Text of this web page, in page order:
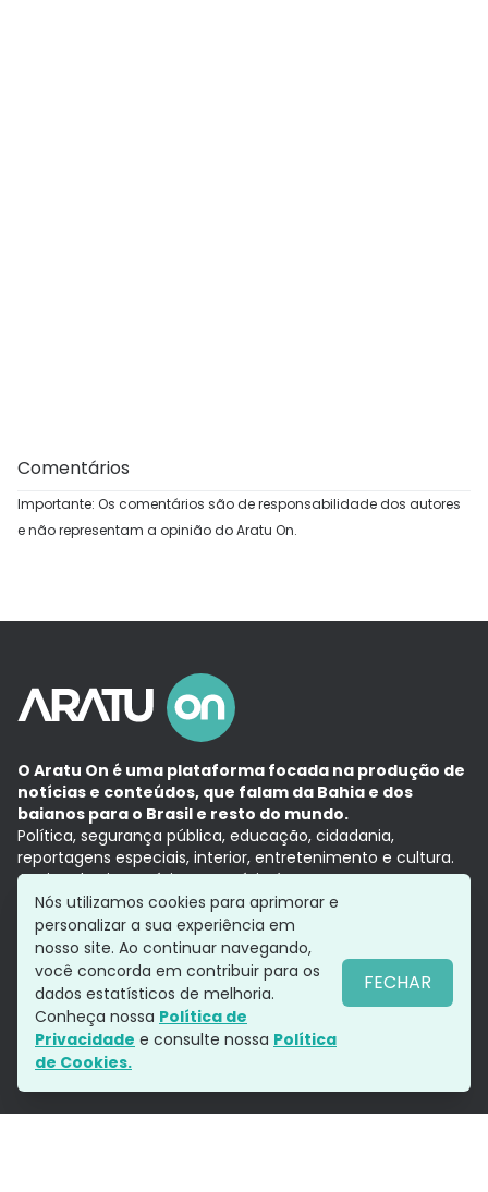
Comentários
Importante: Os comentários são de responsabilidade dos autores
e não representam a opinião do Aratu On.
O Aratu On é uma plataforma focada na produção de
notícias e conteúdos, que falam da Bahia e dos
baianos para o Brasil e resto do mundo.
Política, segurança pública, educação, cidadania,
reportagens especiais, interior, entretenimento e cultura.
Aqui, tudo vira notícia e a notícia é no tempo presente,
com a credibilidade do Grupo Aratu.
Grupo Aratu
Política de privacidade
Siga-nos
Nós utilizamos cookies para aprimorar e
personalizar a sua experiência em
nosso site. Ao continuar navegando,
você concorda em contribuir para os
dados estatísticos de melhoria.
Conheça nossa Política de
Privacidade e consulte nossa Política
de Cookies.
FECHAR